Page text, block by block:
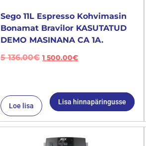
Sego 11L Espresso Kohvimasin
Bonamat Bravilor KASUTATUD
DEMO MASINANA CA 1A.
5 136.00€ 1 500.00€
Loe lisa Lisa hinnapäringusse